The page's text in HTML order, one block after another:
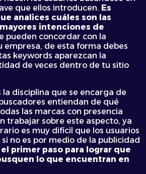
que ellos introducen. Es
analices cuáles son las
intenciones de
pueden concordar con la
de esta forma debes
keywords aparezcan la
de veces dentro de tu sitio
la disciplina que se encarga de
entiendan de qué
las marcas con presencia
trabajar sobre este aspecto, ya
es muy difícil que los usuarios
no es por medio de la publicidad
el primer paso para lograr que
lo que encuentran en